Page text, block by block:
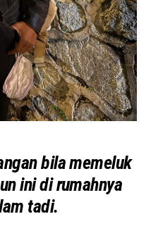
bila memeluk
ini di rumahnya
tadi.